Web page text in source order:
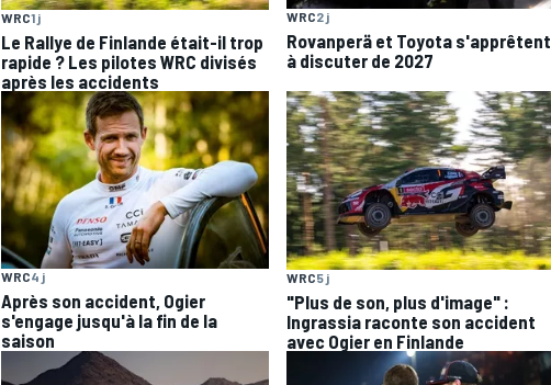
WRC1 j
Le Rallye de Finlande était-il trop
rapide ? Les pilotes WRC divisés
après les accidents
WRC2 j
Rovanperä et Toyota s'apprêtent
à discuter de 2027
WRC4 j
Après son accident, Ogier
s'engage jusqu'à la fin de la
saison
WRC5 j
"Plus de son, plus d'image" :
Ingrassia raconte son accident
avec Ogier en Finlande